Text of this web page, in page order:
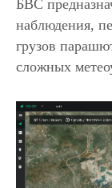
БВС
наблюдения,
грузов
сложных